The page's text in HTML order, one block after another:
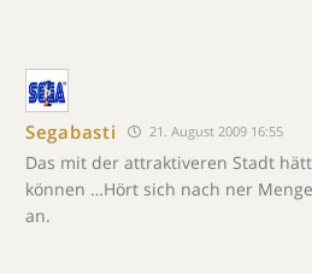
Segabasti 21. August 2009 16:55
Das mit der attraktiveren Stadt
können …Hört sich nach ner
an.